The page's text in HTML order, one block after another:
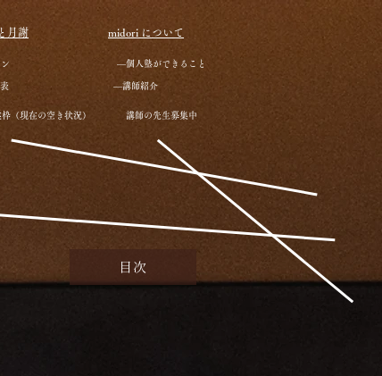
月謝
（現在の空き状況）
midori について
―個人塾ができること
―講師紹介
講師の先生募集中
目次